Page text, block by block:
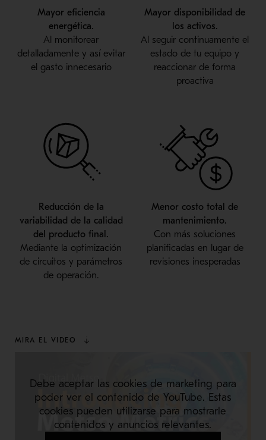
Mayor eficiencia
energética.
Al monitorear
detalladamente y así evitar
el gasto innecesario
Mayor disponibilidad de
los activos.
Al seguir continuamente el
estado de tu equipo y
reaccionar de forma
proactiva
Reducción de la
variabilidad de la calidad
del producto final.
Mediante la optimización
de circuitos y parámetros
de operación.
Menor costo total de
mantenimiento.
Con más soluciones
planificadas en lugar de
revisiones inesperadas
MIRA EL VIDEO
Debe aceptar las cookies de marketing para
poder ver el contenido de YouTube. Estas
cookies pueden utilizarse para mostrarle
contenidos y anuncios relevantes.